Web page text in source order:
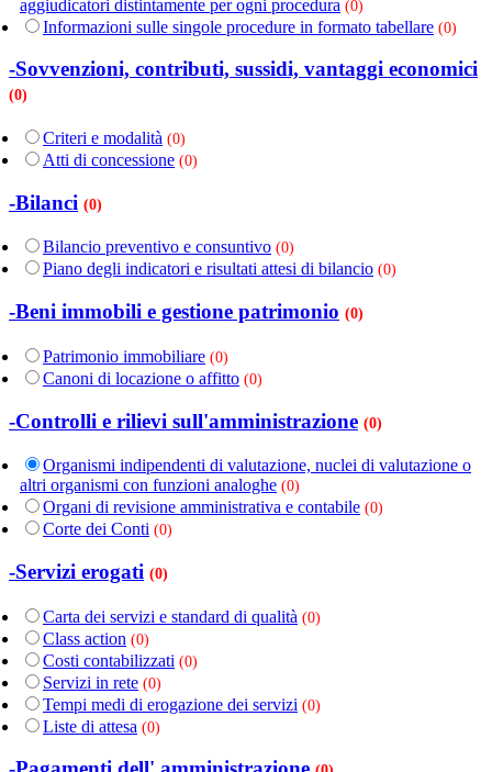
aggiudicatori distintamente per ogni procedura (0)
Informazioni sulle singole procedure in formato tabellare (0)
-Sovvenzioni, contributi, sussidi, vantaggi economici
(0)
Criteri e modalità (0)
Atti di concessione (0)
-Bilanci (0)
Bilancio preventivo e consuntivo (0)
Piano degli indicatori e risultati attesi di bilancio (0)
-Beni immobili e gestione patrimonio (0)
Patrimonio immobiliare (0)
Canoni di locazione o affitto (0)
-Controlli e rilievi sull'amministrazione (0)
Organismi indipendenti di valutazione, nuclei di valutazione o
altri organismi con funzioni analoghe (0)
Organi di revisione amministrativa e contabile (0)
Corte dei Conti (0)
-Servizi erogati (0)
Carta dei servizi e standard di qualità (0)
Class action (0)
Costi contabilizzati (0)
Servizi in rete (0)
Tempi medi di erogazione dei servizi (0)
Liste di attesa (0)